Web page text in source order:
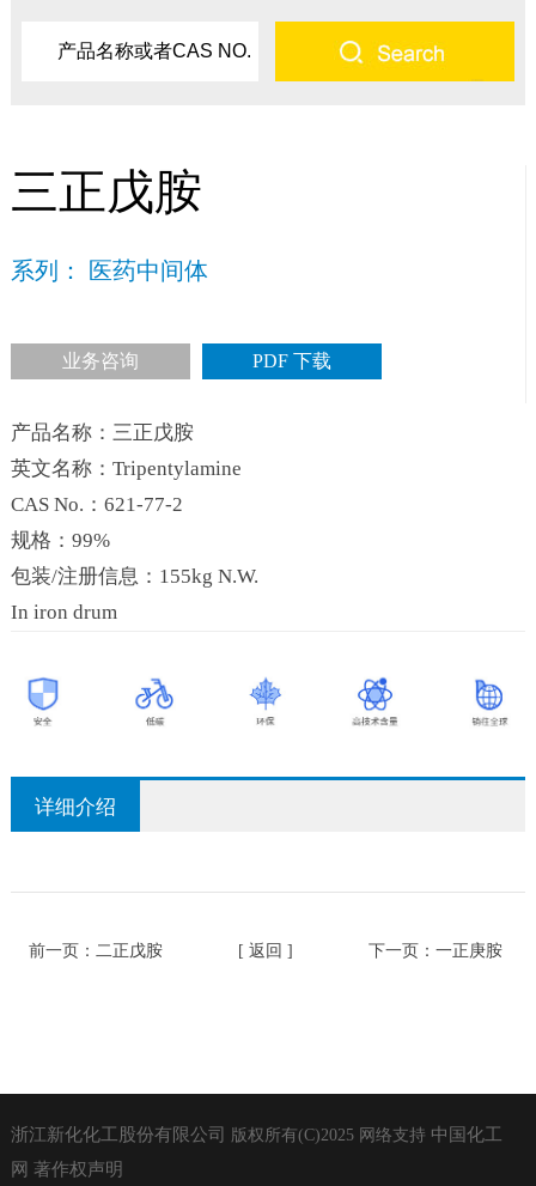
三正戊胺
系列： 医药中间体
业务咨询 PDF 下载
产品名称：三正戊胺
英文名称：Tripentylamine
CAS No.：621-77-2
规格：99%
包装/注册信息：155kg N.W.
In iron drum
详细介绍
前一页： 二正戊胺 [ 返回 ] 下一页： 一正庚胺
浙江新化化工股份有限公司 版权所有(C)2025网络支持 中国化工
网 著作权声明